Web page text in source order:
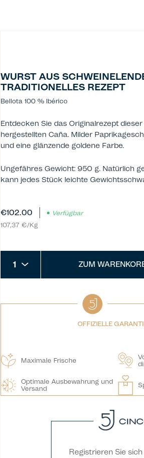
WURST AUS
TRADITIONELLES REZEPT
Bellota 100 % Ibérico
Entdecken Sie das Originalrezept
hergestellten Caña. Milder
und eine glänzende goldene Farbe.
Ungefähres Gewicht: 950 g. Natürlich
kann jedes Stück leichte
€102.00
Verfügbar
107,37 €/Kg
1 ZUM
OFFIZIELLE
Maximale Frische
Optimale Ausbewahrung und
Versand
Registrieren Sie